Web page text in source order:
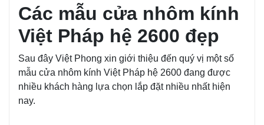
Các mẫu cửa nhôm kính
Việt Pháp hệ 2600 đẹp
Sau đây Việt Phong xin giới thiệu đến quý vị một số
mẫu cửa nhôm kính Việt Pháp hệ 2600 đang được
nhiều khách hàng lựa chọn lắp đặt nhiều nhất hiện
nay.